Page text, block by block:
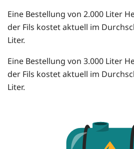
Eine Bestellung von 2.000 Liter
der Fils kostet aktuell im
Liter.
Eine Bestellung von 3.000 Liter
der Fils kostet aktuell im
Liter.